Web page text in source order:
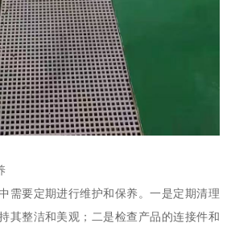
需要定期进行维护和保养。一是定期清理
其整洁和美观；二是检查产品的连接件和